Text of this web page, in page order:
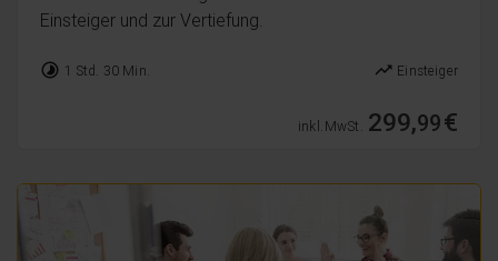
Einsteiger und zur Vertiefung.
timelapse 1 Std. 30 Min. trending_up Einsteiger
inkl. MwSt. 299,99€